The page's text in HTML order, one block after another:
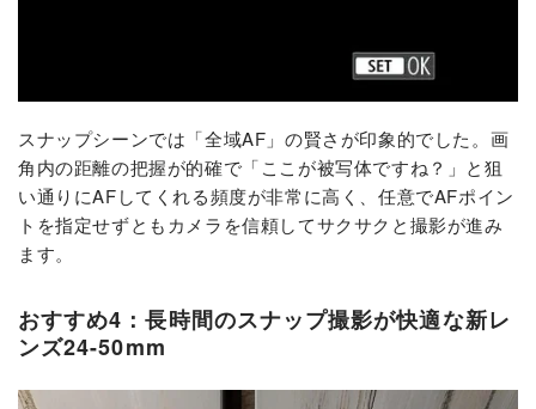
スナップシーンでは「全域AF」の賢さが印象的でした。画
角内の距離の把握が的確で「ここが被写体ですね？」と狙
い通りにAFしてくれる頻度が非常に高く、任意でAFポイン
トを指定せずともカメラを信頼してサクサクと撮影が進み
ます。
おすすめ4：長時間のスナップ撮影が快適な新レ
ンズ24-50mm